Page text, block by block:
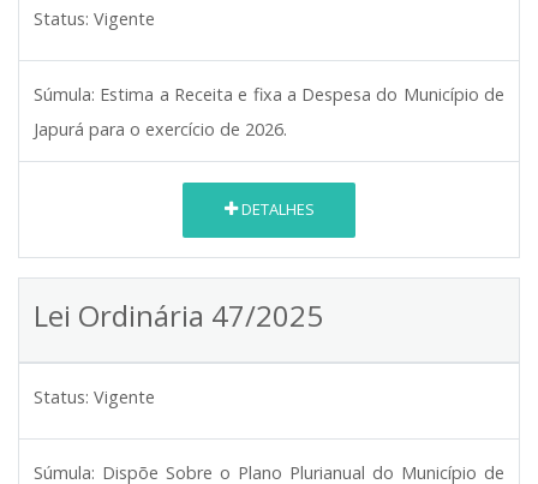
Status: Vigente
Súmula: Estima a Receita e fixa a Despesa do Município de
Japurá para o exercício de 2026.
DETALHES
Lei Ordinária 47/2025
Status: Vigente
Súmula: Dispõe Sobre o Plano Plurianual do Município de